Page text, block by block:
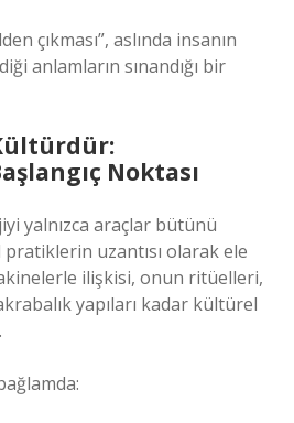
çıkması”, aslında insanın
anlamların sınandığı bir
Noktası
yalnızca araçlar bütünü
uzantısı olarak ele
ilişkisi, onun ritüelleri,
yapıları kadar kültürel